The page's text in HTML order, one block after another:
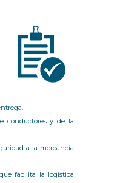
conductores y de la
a la mercancía
facilita la logística